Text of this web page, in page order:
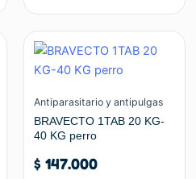
Antiparasitario y antipulgas
BRAVECTO 1TAB 20 KG-
40 KG perro
$ 147.000